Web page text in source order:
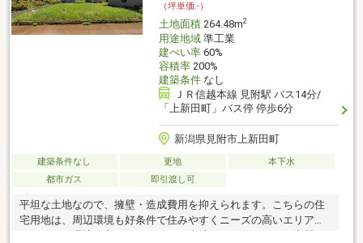
（坪単価:-）
土地面積264.48m2
用途地域準工業
建ぺい率60%
容積率200%
建築条件なし
ＪＲ信越本線 見附駅 バス14分/
「上新田町」バス停 停歩6分
新潟県見附市上新田町
建築条件なし 更地
本下水
都市ガス
即引渡し可
平坦な土地なので、擁壁・造成費用を抑えられます。こちらの住
宅用地は、周辺環境も好条件で住みやすくニーズの高いエリアに
あります。環境の良いエリアにある売地です。住みやすい空間の